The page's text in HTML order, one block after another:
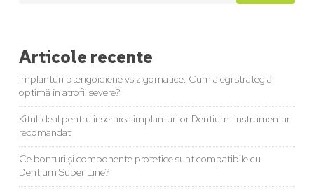
Articole recente
Implanturi pterigoidiene vs zigomatice: Cum alegi strategia
optimă în atrofii severe?
Kitul ideal pentru inserarea implanturilor Dentium: instrumentar
recomandat
Ce bonturi și componente protetice sunt compatibile cu
Dentium Super Line?